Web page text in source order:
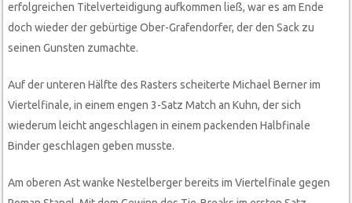
erfolgreichen Titelverteidigung aufkommen ließ, war es am Ende
doch wieder der gebürtige Ober-Grafendorfer, der den Sack zu
seinen Gunsten zumachte.
Auf der unteren Hälfte des Rasters scheiterte Michael Berner im
Viertelfinale, in einem engen 3-Satz Match an Kuhn, der sich
wiederum leicht angeschlagen in einem packenden Halbfinale
Binder geschlagen geben musste.
Am oberen Ast wanke Nestelberger bereits im Viertelfinale gegen